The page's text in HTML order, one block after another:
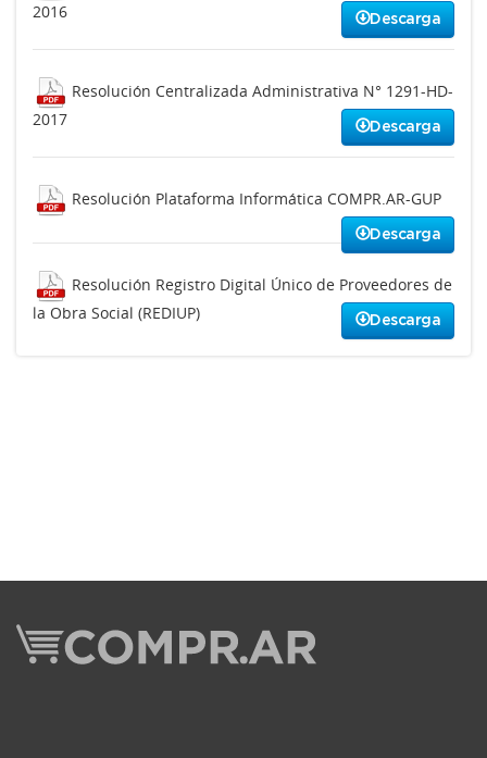
2016
Descarga
Resolución Centralizada Administrativa N° 1291-HD-
2017
Descarga
Resolución Plataforma Informática COMPR.AR-GUP
Descarga
Resolución Registro Digital Único de Proveedores de
la Obra Social (REDIUP)
Descarga